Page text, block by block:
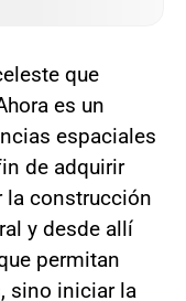
que
es un
espaciales
de adquirir
la construcción
y desde allí
permitan
sino iniciar la